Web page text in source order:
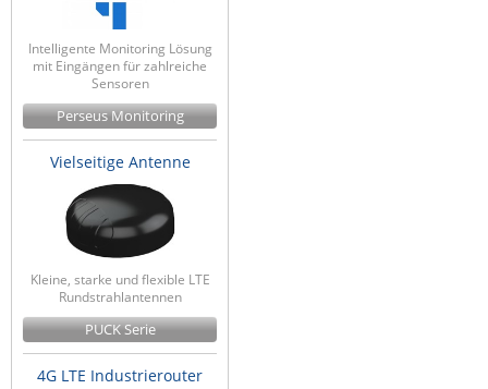
Intelligente Monitoring Lösung
mit Eingängen für zahlreiche
Sensoren
Perseus Monitoring
Vielseitige Antenne
Kleine, starke und flexible LTE
Rundstrahlantennen
PUCK Serie
4G LTE Industrierouter